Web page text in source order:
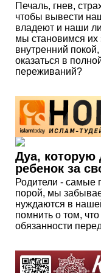
Печаль, гнев,
чтобы вывести
владеют и наши
мы становимся их
внутренний
оказаться в
переживаний?
Дуа, которую
ребенок за
Родители - самые
порой, мы
нуждаются в
помнить о том,
обязанности